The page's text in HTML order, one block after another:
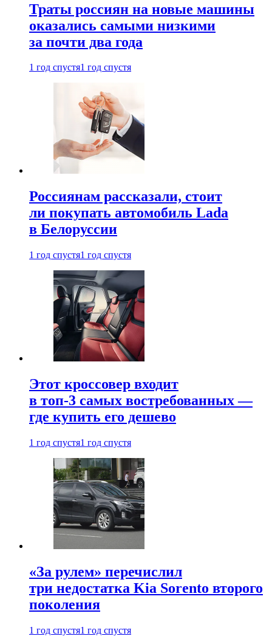
Траты россиян на новые машины
оказались самыми низкими
за почти два года
1 год спустя1 год спустя
Россиянам рассказали, стоит
ли покупать автомобиль Lada
в Белоруссии
1 год спустя1 год спустя
Этот кроссовер входит
в топ-3 самых востребованных —
где купить его дешево
1 год спустя1 год спустя
«За рулем» перечислил
три недостатка Kia Sorento второго
поколения
1 год спустя1 год спустя